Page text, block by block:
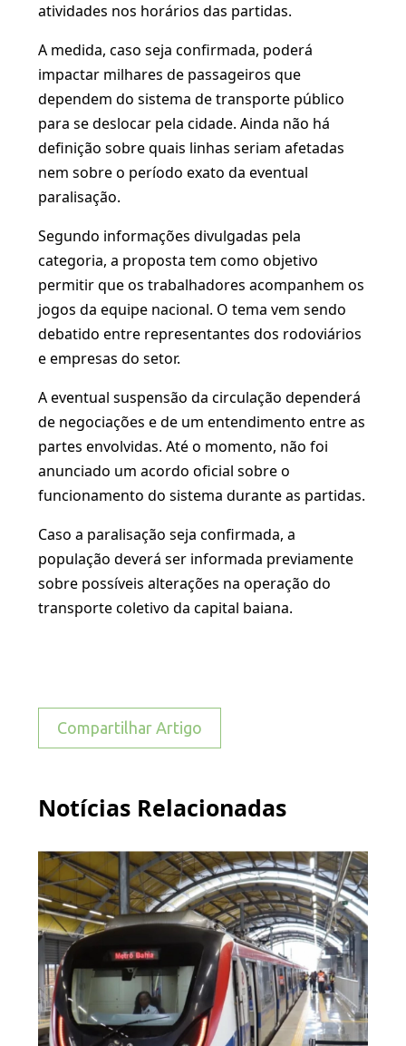
atividades nos horários das partidas.
A medida, caso seja confirmada, poderá
impactar milhares de passageiros que
dependem do sistema de transporte público
para se deslocar pela cidade. Ainda não há
definição sobre quais linhas seriam afetadas
nem sobre o período exato da eventual
paralisação.
Segundo informações divulgadas pela
categoria, a proposta tem como objetivo
permitir que os trabalhadores acompanhem os
jogos da equipe nacional. O tema vem sendo
debatido entre representantes dos rodoviários
e empresas do setor.
A eventual suspensão da circulação dependerá
de negociações e de um entendimento entre as
partes envolvidas. Até o momento, não foi
anunciado um acordo oficial sobre o
funcionamento do sistema durante as partidas.
Caso a paralisação seja confirmada, a
população deverá ser informada previamente
sobre possíveis alterações na operação do
transporte coletivo da capital baiana.
Compartilhar Artigo
Notícias Relacionadas